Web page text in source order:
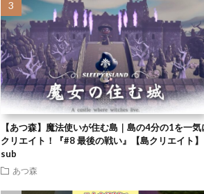
【あつ森】魔法使いが住む島｜島の4分の1を一気
クリエイト！『#8 最後の戦い』【島クリエイト】
sub
あつ森